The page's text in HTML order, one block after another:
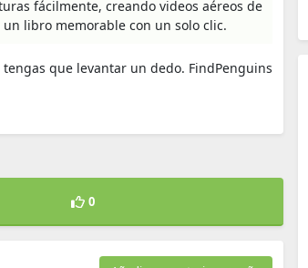
fácilmente, creando videos aéreos de
libro memorable con un solo clic.
que levantar un dedo. FindPenguins
0